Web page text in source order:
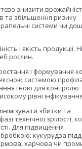
знизити
та збільшення ризику
системи чи
і якість продукції.
рослин.
і формування
системою
гною для контролю
рівні
збитки та
технічної зрілості,
Для підвищення
кукурудза
харчова чи